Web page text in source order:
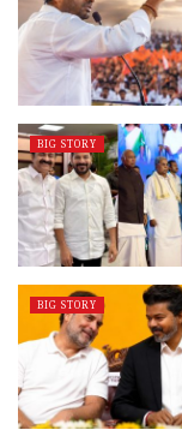
BIG STORY
BIG STORY